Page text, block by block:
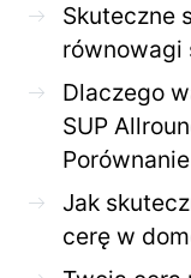
Skuteczne
równowagi
Dlaczego
SUP
Porównanie
Jak
cerę w